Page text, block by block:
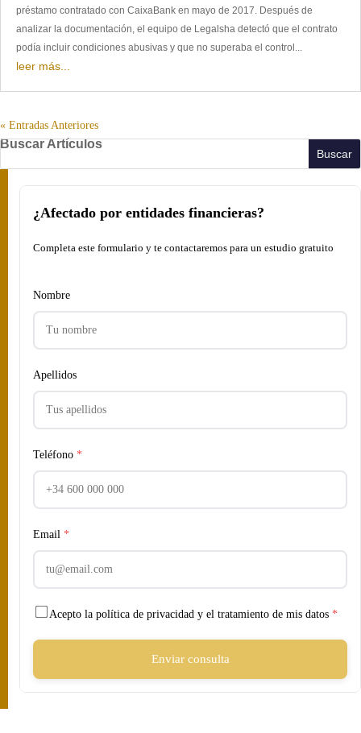
préstamo contratado con CaixaBank en mayo de 2017. Después de
analizar la documentación, el equipo de Legalsha detectó que el contrato
podía incluir condiciones abusivas y que no superaba el control...
leer más...
« Entradas Anteriores
Buscar Artículos
¿Afectado por entidades financieras?
Completa este formulario y te contactaremos para un estudio gratuito
Nombre
Apellidos
Teléfono *
Email *
Acepto la política de privacidad y el tratamiento de mis datos *
Enviar consulta